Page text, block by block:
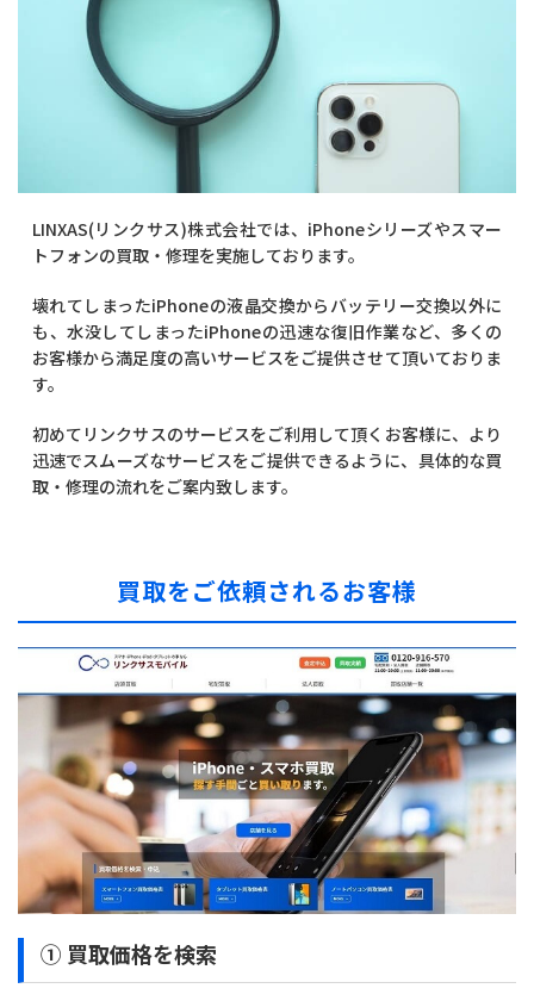
LINXAS(リンクサス)株式会社では、iPhoneシリーズやスマー
トフォンの買取・修理を実施しております。
壊れてしまったiPhoneの液晶交換からバッテリー交換以外に
も、水没してしまったiPhoneの迅速な復旧作業など、多くの
お客様から満足度の高いサービスをご提供させて頂いておりま
す。
初めてリンクサスのサービスをご利用して頂くお客様に、より
迅速でスムーズなサービスをご提供できるように、具体的な買
取・修理の流れをご案内致します。
買取をご依頼されるお客様
① 買取価格を検索